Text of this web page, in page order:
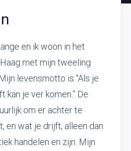
en ik woon in het
met mijn tweeling
levensmotto is “Als je
kan je ver komen.” De
om er achter te
en wat je drijft, alleen dan
handelen en zijn. Mijn